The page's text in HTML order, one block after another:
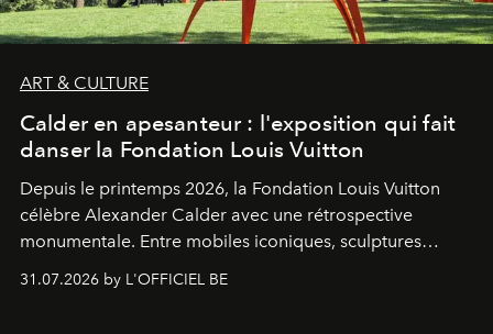
ART & CULTURE
Calder en apesanteur : l'exposition qui fait
danser la Fondation Louis Vuitton
Depuis le printemps 2026, la Fondation Louis Vuitton
célèbre Alexander Calder avec une rétrospective
monumentale. Entre mobiles iconiques, sculptures
américain investit les espaces imaginés par Frank Gehry
31.07.2026 by L'OFFICIEL BE